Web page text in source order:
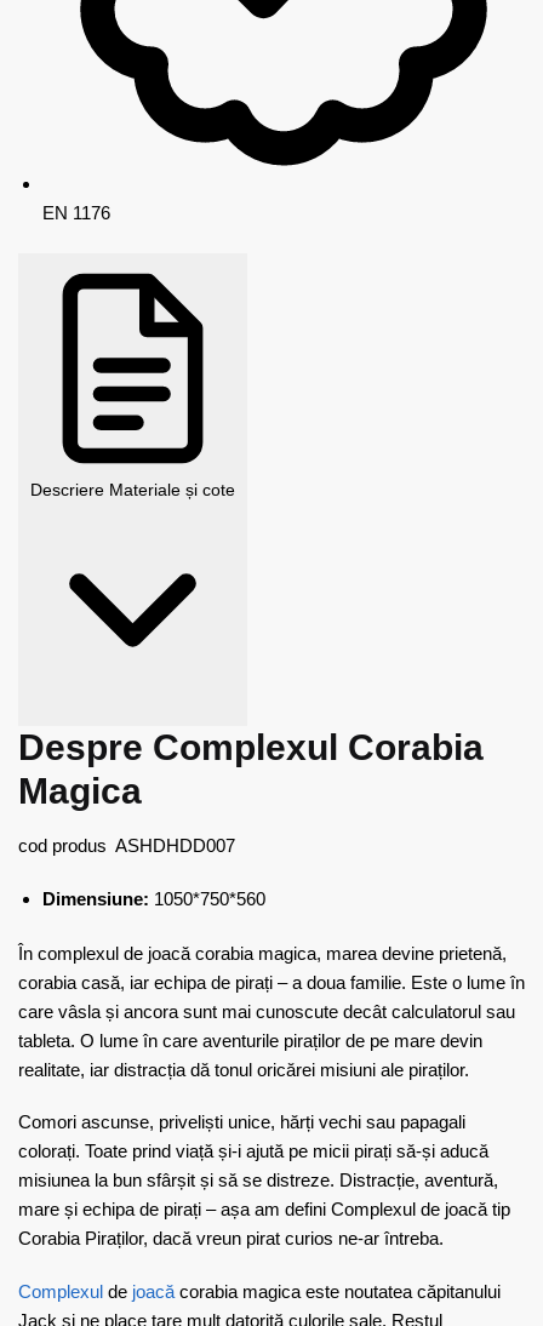
EN 1176
Descriere Materiale și cote
Despre Complexul Corabia
Magica
cod produs ASHDHDD007
Dimensiune: 1050*750*560
În complexul de joacă corabia magica, marea devine prietenă,
corabia casă, iar echipa de pirați – a doua familie. Este o lume în
care vâsla și ancora sunt mai cunoscute decât calculatorul sau
tableta. O lume în care aventurile piraților de pe mare devin
realitate, iar distracția dă tonul oricărei misiuni ale piraților.
Comori ascunse, priveliști unice, hărți vechi sau papagali
colorați. Toate prind viață și-i ajută pe micii pirați să-și aducă
misiunea la bun sfârșit și să se distreze. Distracție, aventură,
mare și echipa de pirați – așa am defini Complexul de joacă tip
Corabia Piraților, dacă vreun pirat curios ne-ar întreba.
Complexul de joacă corabia magica este noutatea căpitanului
Jack și ne place tare mult datorită culorile sale. Restul